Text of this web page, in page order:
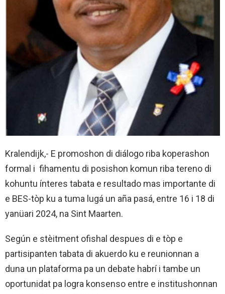
Kralendijk,- E promoshon di diálogo riba koperashon
formal i fihamentu di posishon komun riba tereno di
kohuntu ínteres tabata e resultado mas importante di
e BES-tòp ku a tuma lugá un aña pasá, entre 16 i 18 di
yanüari 2024, na Sint Maarten.
Según e stèitment ofishal despues di e tòp e
partisipanten tabata di akuerdo ku e reunionnan a
duna un plataforma pa un debate habrí i tambe un
oportunidat pa logra konsenso entre e institushonnan